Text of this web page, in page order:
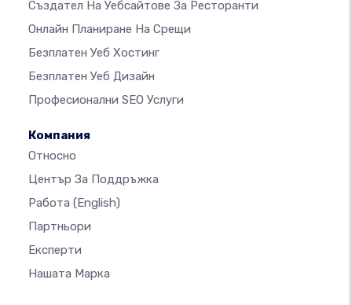
Създател На Уебсайтове За Ресторанти
Онлайн Планиране На Срещи
Безплатен Уеб Хостинг
Безплатен Уеб Дизайн
Професионални SEO Услуги
Компания
Относно
Център За Поддръжка
Работа (English)
Партньори
Експерти
Нашата Марка